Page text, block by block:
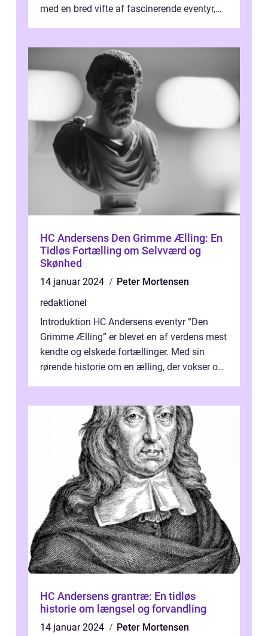
med en bred vifte af fascinerende eventyr,
HC Andersens Den Grimme Ælling: En
Tidløs Fortælling om Selvværd og
Skønhed
14 januar 2024
Peter Mortensen
redaktionel
Introduktion HC Andersens eventyr “Den
Grimme Ælling” er blevet en af verdens mest
kendte og elskede fortællinger. Med sin
rørende historie om en ælling, der vokser op
HC Andersens grantræ: En tidløs
historie om længsel og forvandling
14 januar 2024
Peter Mortensen